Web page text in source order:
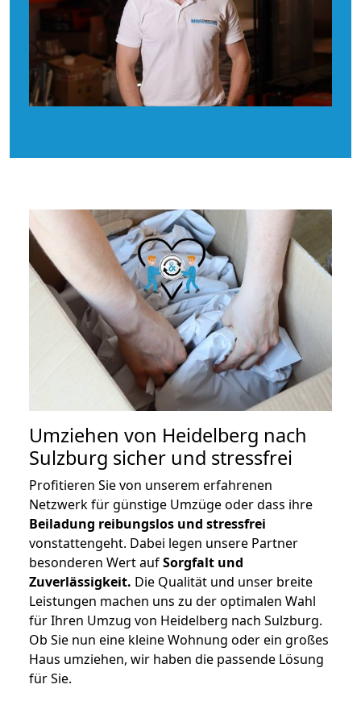
Umziehen von Heidelberg nach
Sulzburg sicher und stressfrei
Profitieren Sie von unserem erfahrenen
Netzwerk für günstige Umzüge oder dass ihre
Beiladung reibungslos und stressfrei
vonstattengeht. Dabei legen unsere Partner
besonderen Wert aufSorgfalt und
Zuverlässigkeit. Die Qualität und unser breite
Leistungen machen uns zu der optimalen Wahl
für Ihren Umzug von Heidelberg nach Sulzburg.
Ob Sie nun eine kleine Wohnung oder ein großes
Haus umziehen, wir haben die passende Lösung
für Sie.